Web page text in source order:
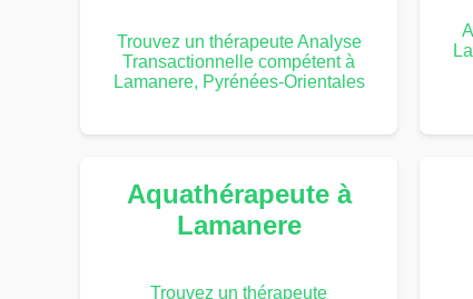
Trouvez un thérapeute Analyse
Transactionnelle compétent à
Lamanere, Pyrénées-Orientales
Aquathérapeute à
Lamanere
Trouvez un thérapeute